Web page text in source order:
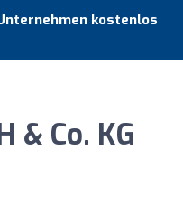
kostenlos
Co. KG